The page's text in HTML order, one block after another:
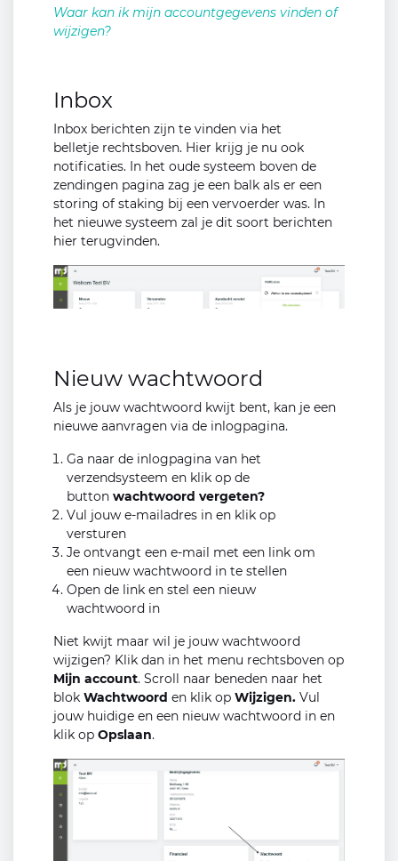
Waar kan ik mijn accountgegevens vinden of
wijzigen?
Inbox
Inbox berichten zijn te vinden via het
belletje rechtsboven. Hier krijg je nu ook
notificaties. In het oude systeem boven de
zendingen pagina zag je een balk als er een
storing of staking bij een vervoerder was. In
het nieuwe systeem zal je dit soort berichten
hier terugvinden.
Nieuw wachtwoord
Als je jouw wachtwoord kwijt bent, kan je een
nieuwe aanvragen via de inlogpagina.
Ga naar de inlogpagina van het
verzendsysteem en klik op de
button wachtwoord vergeten?
Vul jouw e-mailadres in en klik op
versturen
Je ontvangt een e-mail met een link om
een nieuw wachtwoord in te stellen
Open de link en stel een nieuw
wachtwoord in
Niet kwijt maar wil je jouw wachtwoord
wijzigen? Klik dan in het menu rechtsboven op
Mijn account. Scroll naar beneden naar het
blok Wachtwoord en klik op Wijzigen. Vul
jouw huidige en een nieuw wachtwoord in en
klik op Opslaan.